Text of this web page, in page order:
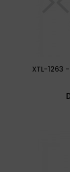
XTL-1263